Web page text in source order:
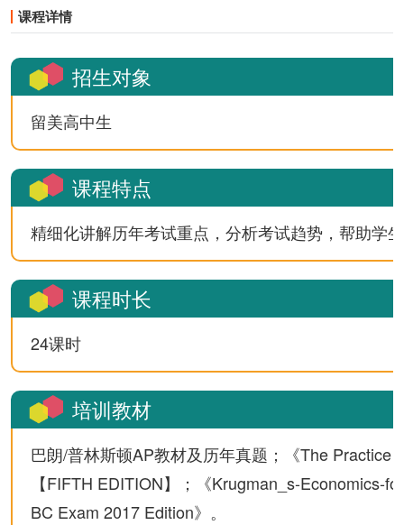
课程详情
招生对象
留美高中生
课程特点
精细化讲解历年考试重点，分析考试趋势，帮助学
课程时长
24课时
培训教材
巴朗/普林斯顿AP教材及历年真题；《The Practice
【FIFTH EDITION】；《Krugman_s-Economics-
BC Exam 2017 Edition》。